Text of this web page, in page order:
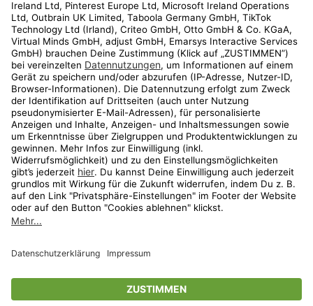
Kundenservice
Shop
Aktionen
Travel
* Streichpreise entsprechen der unverbindlichen Preisempfehlung des